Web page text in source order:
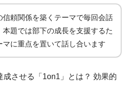
信頼関係を築くテーマで毎回会話
本題では部下の成長を支援するた
マに重点を置いて話し合います
させる「1on1」とは？ 効果的